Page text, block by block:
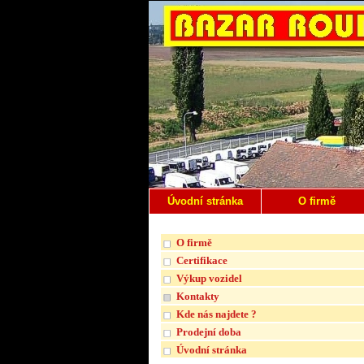
Úvodní stránka O firmě
O firmě
Certifikace
Výkup vozidel
Kontakty
Kde nás najdete ?
Prodejní doba
Úvodní stránka